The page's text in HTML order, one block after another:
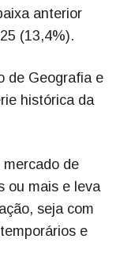
anterior
(13,4%).
de Geografia e
histórica da
de
ou mais e leva
seja com
e